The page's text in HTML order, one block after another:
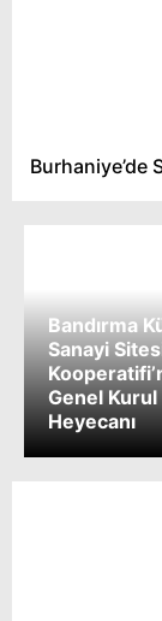
Burhaniye’de
Bandırma
Sanayi
Genel Kurul
Heyecanı